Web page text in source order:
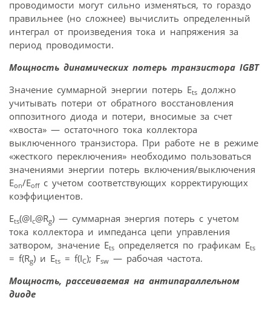
проводимости могут сильно изменяться, то гораздо
правильнее (но сложнее) вычислить определенный
интеграл от произведения тока и напряжения за
период проводимости.
Мощность динамических потерь транзистора IGBT
Значение суммарной энергии потерь Ets должно
учитывать потери от обратного восстановления
оппозитного диода и потери, вносимые за счет
«хвоста» — остаточного тока коллектора
выключенного транзистора. При работе не в режиме
«жесткого переключения» необходимо пользоваться
значениями энергии потерь включения/выключения
Eon/Eoffс учетом соответствующих корректирующих
коэффициентов.
Ets(@Ic@Rg) — суммарная энергия потерь с учетом
тока коллектора и импеданса цепи управления
затвором, значение Ets определяется по графикам Ets
= f(Rg) и Ets = f(IС); Fsw — рабочая частота.
Мощность, рассеиваемая на антипараллельном
диоде